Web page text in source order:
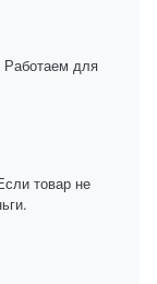
Работаем для
товар не